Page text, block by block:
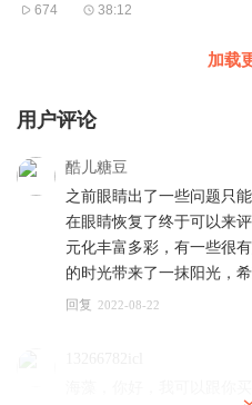
674 38:12
加载
用户评论
酷儿糖豆
之前眼睛出了一些问题只
在眼睛恢复了终于可以来
元化丰富多彩，有一些很
的时光带来了一抹阳光，
回复 2022-08-22